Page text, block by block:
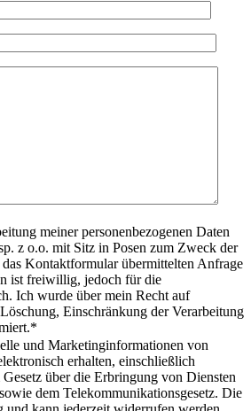
meiner personenbezogenen Daten
z o.o. mit Sitz in Posen zum Zweck der
Kontaktformular übermittelten Anfrage
ist freiwillig, jedoch für die
Ich wurde über mein Recht auf
Einschränkung der Verarbeitung
*
und Marketinginformationen von
erhalten, einschließlich
über die Erbringung von Diensten
dem Telekommunikationsgesetz. Die